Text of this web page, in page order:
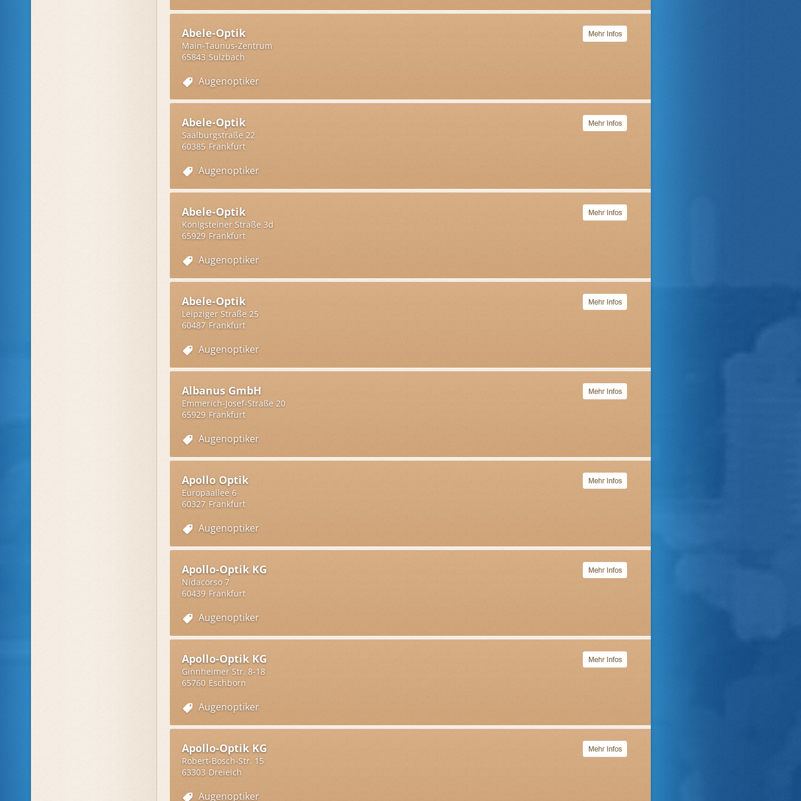
Abele-Optik
Main-Taunus-Zentrum
65843 Sulzbach
Augenoptiker
Abele-Optik
Saalburgstraße 22
60385 Frankfurt
Augenoptiker
Abele-Optik
Königsteiner Straße 3d
65929 Frankfurt
Augenoptiker
Abele-Optik
Leipziger Straße 25
60487 Frankfurt
Augenoptiker
Albanus GmbH
Emmerich-Josef-Straße 20
65929 Frankfurt
Augenoptiker
Apollo Optik
Europaallee 6
60327 Frankfurt
Augenoptiker
Apollo-Optik KG
Nidacorso 7
60439 Frankfurt
Augenoptiker
Apollo-Optik KG
Ginnheimer Str. 8-18
65760 Eschborn
Augenoptiker
Apollo-Optik KG
Robert-Bosch-Str. 15
63303 Dreieich
Augenoptiker